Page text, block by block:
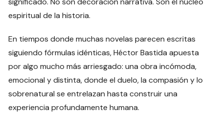
espiritual de la historia.
En tiempos donde muchas novelas parecen escritas
siguiendo fórmulas idénticas, Héctor Bastida apuesta
por algo mucho más arriesgado: una obra incómoda,
emocional y distinta, donde el duelo, la compasión y lo
sobrenatural se entrelazan hasta construir una
experiencia profundamente humana.